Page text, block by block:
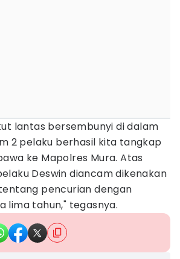
lantas bersembunyi di dalam
2 pelaku berhasil kita tangkap
ke Mapolres Mura. Atas
Deswin diancam dikenakan
pencurian dengan
lima tahun," tegasnya.